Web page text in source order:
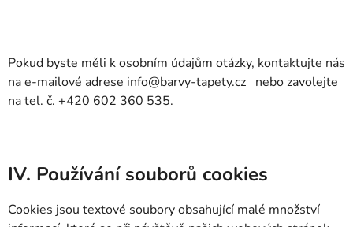
Pokud byste měli k osobním údajům otázky, kontaktujte nás
na e-mailové adrese info@barvy-tapety.cz nebo zavolejte
na tel. č. +420 602 360 535.
IV. Používání souborů cookies
Cookies jsou textové soubory obsahující malé množství